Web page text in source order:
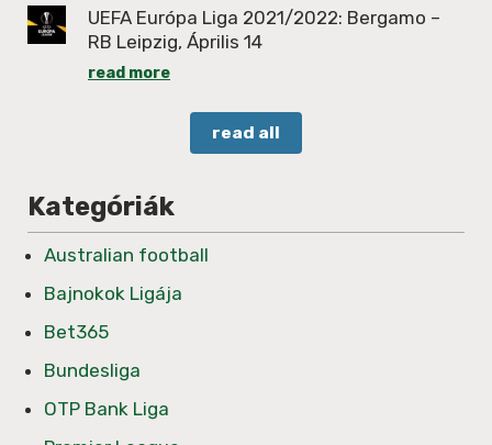
UEFA Európa Liga 2021/2022: Bergamo –
RB Leipzig, Április 14
read more
read all
Kategóriák
Australian football
Bajnokok Ligája
Bet365
Bundesliga
OTP Bank Liga